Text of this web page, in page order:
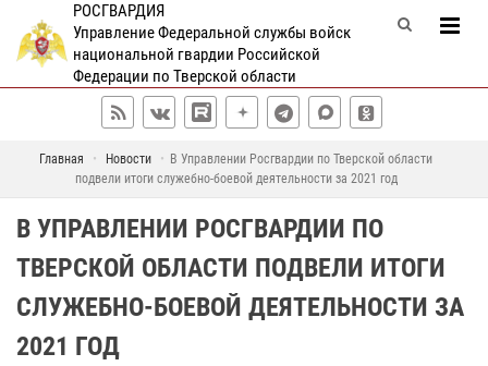
РОСГВАРДИЯ
Управление Федеральной службы войск
национальной гвардии Российской
Федерации по Тверской области
Главная Новости
В Управлении Росгвардии по Тверской области
подвели итоги служебно-боевой деятельности за 2021 год
В УПРАВЛЕНИИ РОСГВАРДИИ ПО
ТВЕРСКОЙ ОБЛАСТИ ПОДВЕЛИ ИТОГИ
СЛУЖЕБНО-БОЕВОЙ ДЕЯТЕЛЬНОСТИ ЗА
2021 ГОД